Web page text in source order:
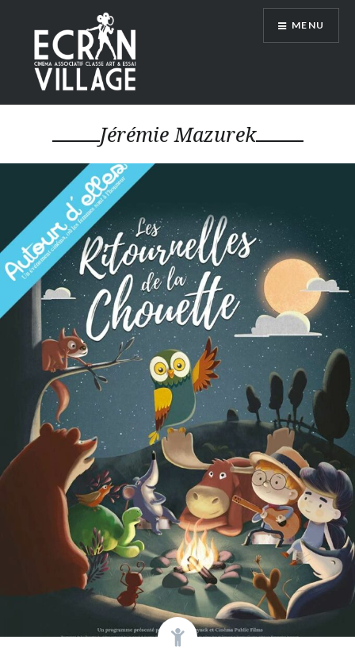
contenu
principal
ÉCRAN VILLAGE
MENU
Jérémie Mazurek